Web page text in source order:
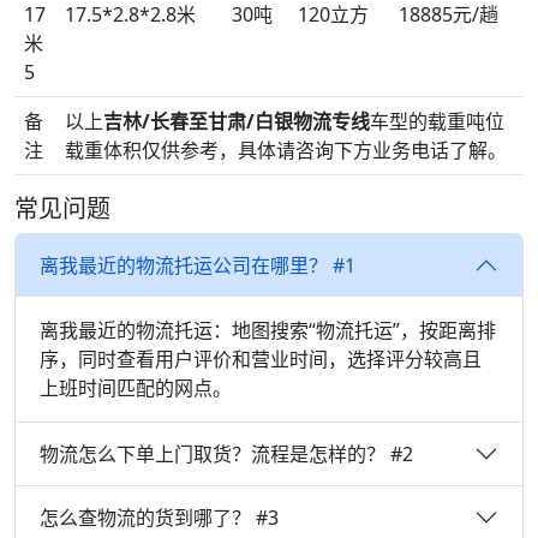
17
米
5
17.5*2.8*2.8米 30吨 120立方 18885元/趟
备
注
以上吉林/长春至甘肃/白银物流专线车型的载重吨位
载重体积仅供参考，具体请咨询下方业务电话了解。
常见问题
离我最近的物流托运公司在哪里？ #1
离我最近的物流托运：地图搜索“物流托运”，按距离排
序，同时查看用户评价和营业时间，选择评分较高且
上班时间匹配的网点。
物流怎么下单上门取货？流程是怎样的？ #2
怎么查物流的货到哪了？ #3